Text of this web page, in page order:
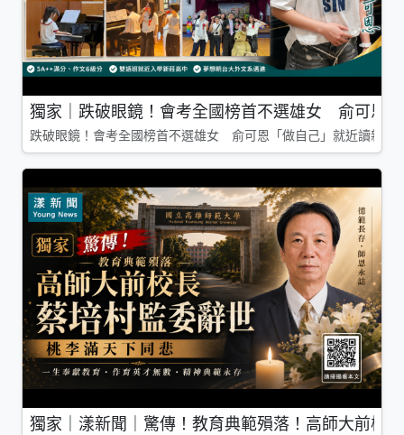
獨家｜跌破眼鏡！會考全國榜首不選雄女 俞可恩
跌破眼鏡！會考全國榜首不選雄女 俞可恩「做自己」就近讀新莊
獨家｜漾新聞｜驚傳！教育典範殞落！高師大前校